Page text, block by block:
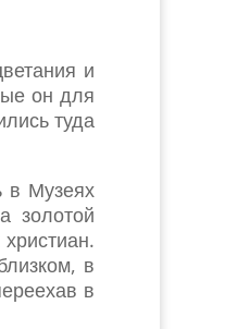
и
он для
туда
в Музеях
золотой
в
в